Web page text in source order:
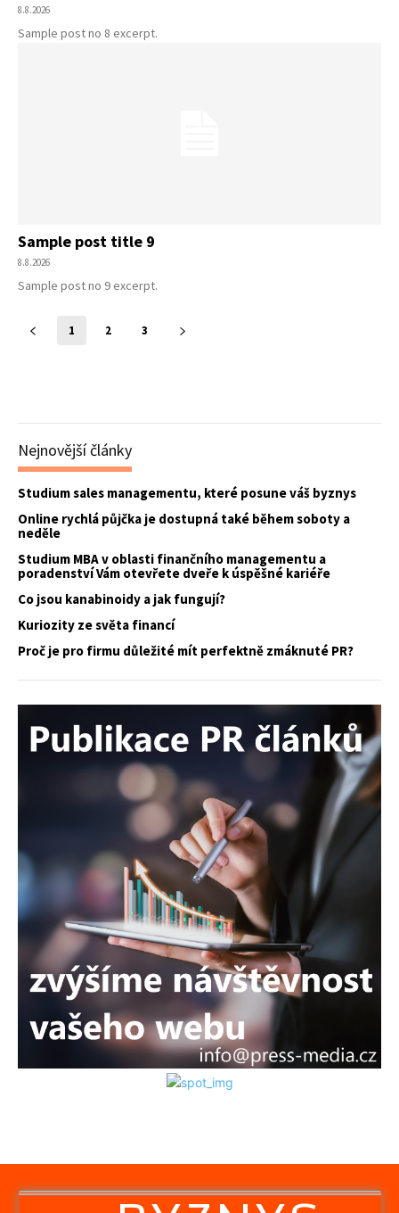
8.8.2026
Sample post no 8 excerpt.
Sample post title 9
8.8.2026
Sample post no 9 excerpt.
1 2 3
Nejnovější články
Studium sales managementu, které posune váš byznys
Online rychlá půjčka je dostupná také během soboty a
neděle
Studium MBA v oblasti finančního managementu a
poradenství Vám otevřete dveře k úspěšné kariéře
Co jsou kanabinoidy a jak fungují?
Kuriozity ze světa financí
Proč je pro firmu důležité mít perfektně zmáknuté PR?